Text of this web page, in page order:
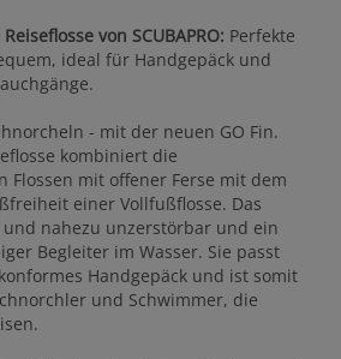
von SCUBAPRO: Perfekte
ideal für Handgepäck und
- mit der neuen GO Fin.
kombiniert die
Flossen mit offener Ferse mit dem
einer Vollfußflosse. Das
nahezu unzerstörbar und ein
Begleiter im Wasser. Sie passt
Handgepäck und ist somit
und Schwimmer, die